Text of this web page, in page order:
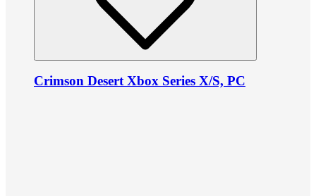
Crimson Desert Xbox Series X/S, PC